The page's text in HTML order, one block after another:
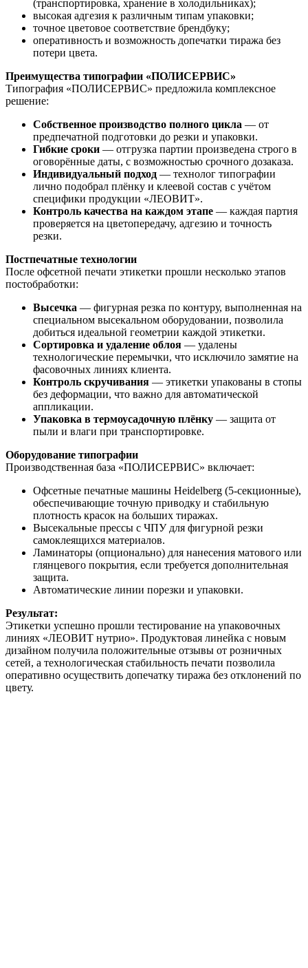
(транспортировка, хранение в холодильниках);
высокая адгезия к различным типам упаковки;
точное цветовое соответствие брендбуку;
оперативность и возможность допечатки тиража без
потери цвета.
Преимущества типографии «ПОЛИСЕРВИС»
Типография «ПОЛИСЕРВИС» предложила комплексное
решение:
Собственное производство полного цикла — от
предпечатной подготовки до резки и упаковки.
Гибкие сроки — отгрузка партии произведена строго в
оговорённые даты, с возможностью срочного дозаказа.
Индивидуальный подход — технолог типографии
лично подобрал плёнку и клеевой состав с учётом
специфики продукции «ЛЕОВИТ».
Контроль качества на каждом этапе — каждая партия
проверяется на цветопередачу, адгезию и точность
резки.
Постпечатные технологии
После офсетной печати этикетки прошли несколько этапов
постобработки:
Высечка — фигурная резка по контуру, выполненная на
специальном высекальном оборудовании, позволила
добиться идеальной геометрии каждой этикетки.
Сортировка и удаление облоя — удалены
технологические перемычки, что исключило замятие на
фасовочных линиях клиента.
Контроль скручивания — этикетки упакованы в стопы
без деформации, что важно для автоматической
аппликации.
Упаковка в термоусадочную плёнку — защита от
пыли и влаги при транспортировке.
Оборудование типографии
Производственная база «ПОЛИСЕРВИС» включает:
Офсетные печатные машины Heidelberg (5-секционные),
обеспечивающие точную приводку и стабильную
плотность красок на больших тиражах.
Высекальные прессы с ЧПУ для фигурной резки
самоклеящихся материалов.
Ламинаторы (опционально) для нанесения матового или
глянцевого покрытия, если требуется дополнительная
защита.
Автоматические линии порезки и упаковки.
Результат:
Этикетки успешно прошли тестирование на упаковочных
линиях «ЛЕОВИТ нутрио». Продуктовая линейка с новым
дизайном получила положительные отзывы от розничных
сетей, а технологическая стабильность печати позволила
оперативно осуществить допечатку тиража без отклонений по
цвету.